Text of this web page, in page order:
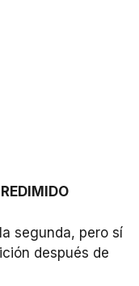
segunda, pero sí
después de